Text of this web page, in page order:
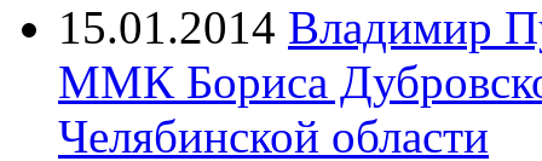
15.01.2014 Владимир
ММК Бориса
Челябинской области